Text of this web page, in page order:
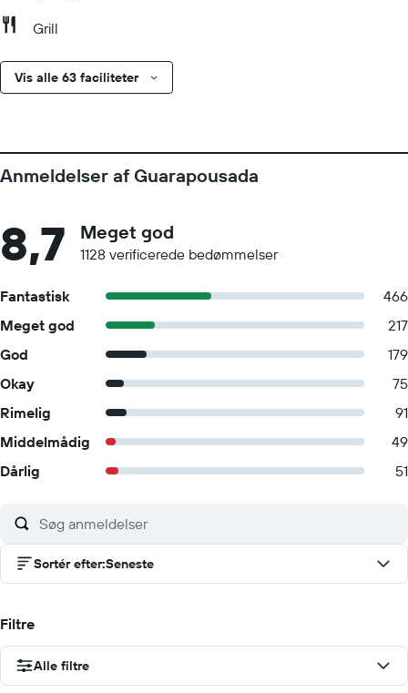
Grill
Vis alle 63 faciliteter
Anmeldelser af Guarapousada
8,7 Meget god
1128 verificerede bedømmelser
Fantastisk
466
Meget god
217
God
179
Okay
75
Rimelig
91
Middelmådig
49
Dårlig
51
Sortér efter:Seneste
Filtre
Alle filtre